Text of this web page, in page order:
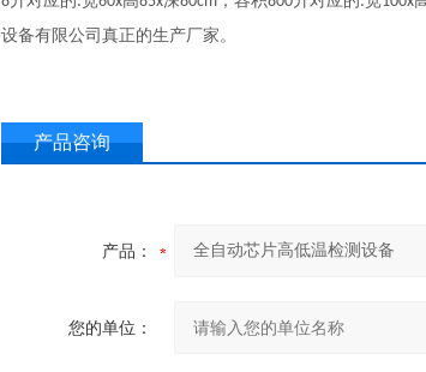
设备有限公司真正的生产厂家。
产品咨询
产品：
您的单位：